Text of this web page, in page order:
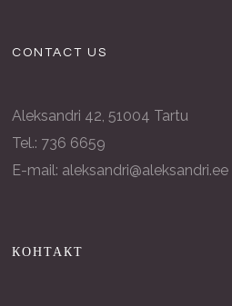
CONTACT US
Aleksandri 42, 51004 Tartu
Tel.: 736 6659
E-mail: aleksandri@aleksandri.ee
КОНТАКТ